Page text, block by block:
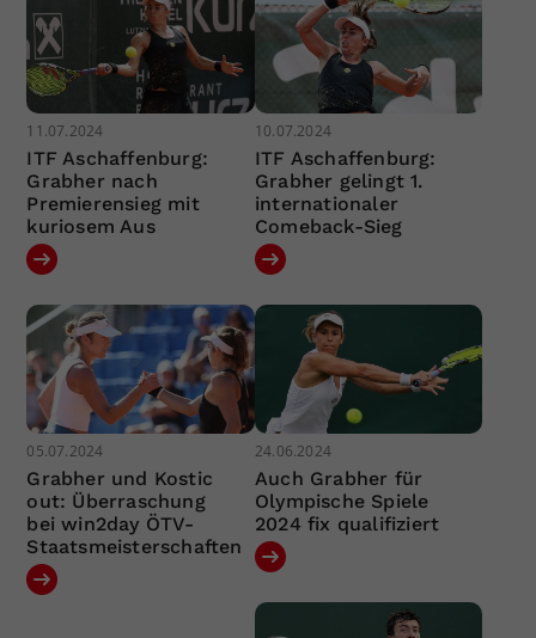
11.07.2024
ITF Aschaffenburg:
Grabher nach
Premierensieg mit
kuriosem Aus
10.07.2024
ITF Aschaffenburg:
Grabher gelingt 1.
internationaler
Comeback-Sieg
05.07.2024
Grabher und Kostic
out: Überraschung
bei win2day ÖTV-
Staatsmeisterschaften
24.06.2024
Auch Grabher für
Olympische Spiele
2024 fix qualifiziert